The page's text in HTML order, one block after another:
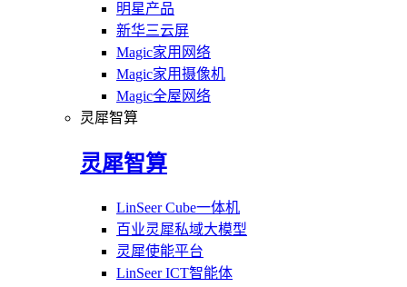
明星产品
新华三云屏
Magic家用网络
Magic家用摄像机
Magic全屋网络
灵犀智算
灵犀智算
LinSeer Cube一体机
百业灵犀私域大模型
灵犀使能平台
LinSeer ICT智能体